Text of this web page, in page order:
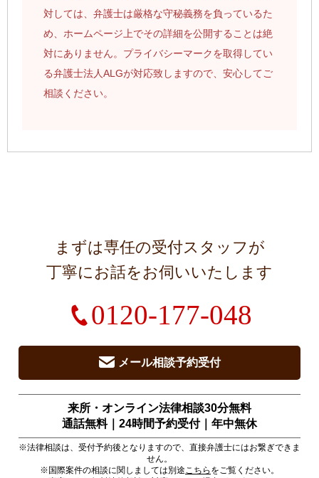
対しては、弁護士は厳格な守秘義務を負っているた
め、ホームページ上でその詳細を公開することは絶
対にありません。プライバシーマークを取得してい
る弁護士法人ALGが対応致しますので、安心してご
相談ください。
まずは専任の受付スタッフが
丁寧にお話をお伺いいたします
0120-177-048
メール相談予約受付
来所・オンライン法律相談30分無料
通話無料｜24時間予約受付｜ 年中無休
※法律相談は、受付予約後となりますので、直接弁護士にはお繋ぎできま
せん。
※国際案件の相談に関しましては別途こちら をご覧ください。